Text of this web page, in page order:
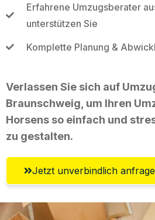
Erfahrene Umzugsberater
unterstützen Sie
Komplette Planung &
Verlassen Sie sich auf
Braunschweig, um Ihren
Horsens so einfach und
zu gestalten.
Jetzt unverbindlich